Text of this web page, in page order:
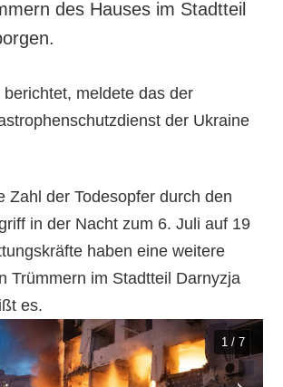
des Hauses im Stadtteil
meldete das der
der Ukraine
Zahl der Todesopfer durch den
in der Nacht zum 6. Juli auf 19
haben eine weitere
Trümmern im Stadtteil Darnyzja
es.
1 / 7